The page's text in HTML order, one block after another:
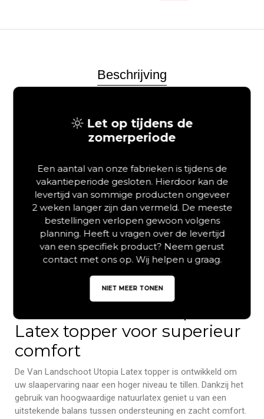
Beschrijving
Van Landschoot Utopia
Latex topper voor superieur
comfort
De Van Landschoot Utopia Latex topper is ontwikkeld om
uw slaapervaring naar een hoger niveau te tillen. Dankzij het
gebruik van hoogwaardige natuurlatex geniet u van een
uitstekende balans tussen ondersteuning en zacht comfort.
Let op tijdens de
zomerperiode
Een aantal van onze fabrieken is tijdens de
vakantieperiode gesloten. Hierdoor kan de
levertijd van sommige producten ongeveer
2 weken langer zijn dan vermeld. De meeste
bestellingen verlopen gewoon volgens
planning. Heeft u vragen over de levertijd
van een specifiek product? Neem gerust
contact met ons op. Wij helpen u graag.
NIET MEER TONEN